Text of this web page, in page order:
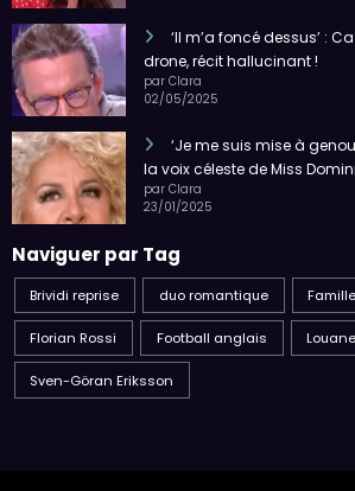
‘Il m’a foncé dessus’ :
drone, récit hallucinant !
par Clara
02/05/2025
‘Je me suis mise à
la voix céleste de Miss
par Clara
23/01/2025
Naviguer par Tag
Brividi reprise duo romantique
Florian Rossi Football anglais Louane
Sven-Göran Eriksson